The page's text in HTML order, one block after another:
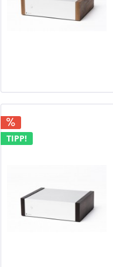
TIPP!